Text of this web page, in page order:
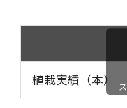
植栽実績（本）